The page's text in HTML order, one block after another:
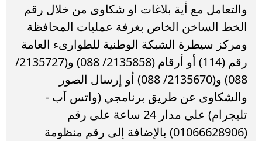
والتعامل مع أية بلاغات او شكاوى من خلال رقم
الخط الساخن الخاص بغرفة عمليات المحافظة
ومركز سيطرة الشبكة الوطنية للطوارىء العامة
رقم (114) أو أرقام (2135858/ 088) و(2135727/
088) و(2135670/ 088) أو إرسال الصور
والشكاوى عن طريق برنامجي (واتس آب -
تليجرام) على مدار 24 ساعة على رقم
(01066628906) بالإضافة إلى رقم منظومة